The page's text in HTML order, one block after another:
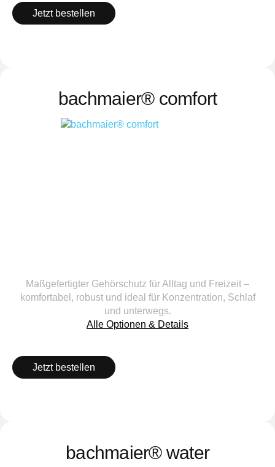
Jetzt bestellen
bachmaier® comfort
Maßgefertigter Gehörschutz für Alltag und Freizeit –
komfortabel, robust und ideal für Konzentration, Schlaf
und unterwegs.
Alle Optionen & Details
Jetzt bestellen
bachmaier® water